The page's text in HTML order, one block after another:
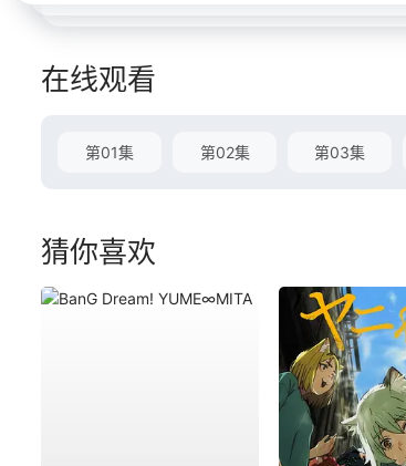
在线观看
第01集 第02集 第03集
猜你喜欢